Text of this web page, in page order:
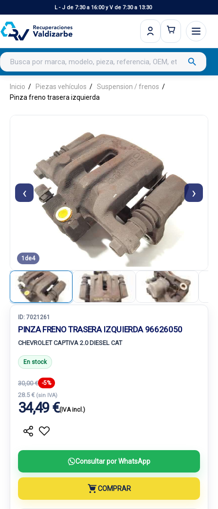
L - J de 7:30 a 16:00 y V de 7:30 a 13:30
Buscar productos search
Inicio Piezas vehículos
Suspension / frenos
Pinza freno trasera izquierda
‹ ›
1 de4
ID: 7021261
PINZA FRENO TRASERA IZQUIERDA 96626050
CHEVROLET CAPTIVA 2.0 DIESEL CAT
En stock
30,00 € -5%
28.5 € (sin IVA)
34,49 €(IVA incl.)
Consultar por WhatsApp
COMPRAR